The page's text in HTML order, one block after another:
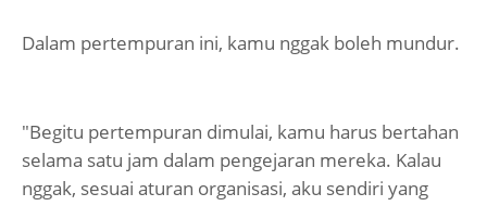
Dalam pertempuran ini, kamu nggak boleh mundur.
"Begitu pertempuran dimulai, kamu harus bertahan
selama satu jam dalam pengejaran mereka. Kalau
nggak, sesuai aturan organisasi, aku sendiri yang